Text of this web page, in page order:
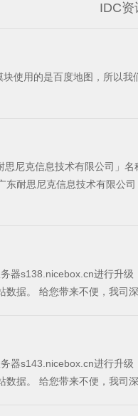
IDC资
尼克信息技术有限公司」
日起，公司所有对内及对外文件、资料、开据发票、
辑，暂停该宝盒服务器的一切操作。 在升级的过程中，网站访问不受影响，升级不影响网站